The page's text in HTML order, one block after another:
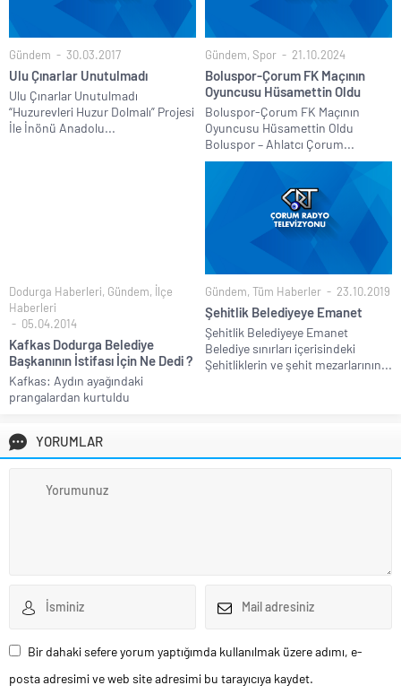
Gündem 30.03.2017
Ulu Çınarlar Unutulmadı
Ulu Çınarlar Unutulmadı
“Huzurevleri Huzur Dolmalı” Projesi
İle İnönü Anadolu...
Gündem, Spor 21.10.2024
Boluspor-Çorum FK Maçının
Oyuncusu Hüsamettin Oldu
Boluspor-Çorum FK Maçının
Oyuncusu Hüsamettin Oldu
Boluspor – Ahlatcı Çorum...
Dodurga Haberleri, Gündem, İlçe
Haberleri
05.04.2014
Kafkas Dodurga Belediye
Başkanının İstifası İçin Ne Dedi ?
Kafkas: Aydın ayağındaki
prangalardan kurtuldu
Gündem, Tüm Haberler 23.10.2019
Şehitlik Belediyeye Emanet
Şehitlik Belediyeye Emanet
Belediye sınırları içerisindeki
Şehitliklerin ve şehit mezarlarının...
YORUMLAR
Bir dahaki sefere yorum yaptığımda kullanılmak üzere adımı, e-
posta adresimi ve web site adresimi bu tarayıcıya kaydet.